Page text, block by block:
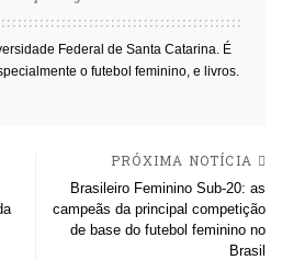
Federal de Santa Catarina. É
o futebol feminino, e livros.
PRÓXIMA NOTÍCIA
Brasileiro Feminino Sub-20: as
campeãs da principal competição
de base do futebol feminino no
Brasil